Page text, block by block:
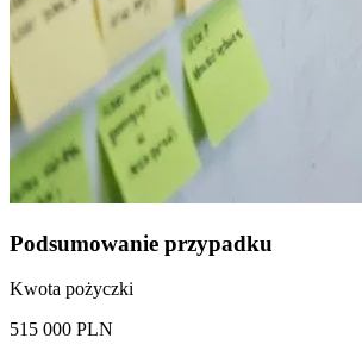
Podsumowanie przypadku
Kwota pożyczki
515 000 PLN